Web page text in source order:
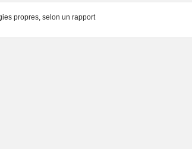
propres, selon un rapport